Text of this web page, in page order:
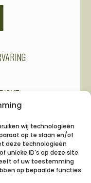
wij technologieën
op te slaan en/of
deze technologieën
unieke ID's op deze site
of uw toestemming
op bepaalde functies